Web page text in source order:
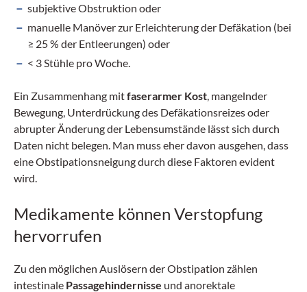
subjektive Obstruktion oder
manuelle Manöver zur Erleichterung der Defäkation (bei
≥ 25 % der Entleerungen) oder
< 3 Stühle pro Woche.
Ein Zusammenhang mitfaserarmer Kost , mangelnder
Bewegung, Unterdrückung des Defäkationsreizes oder
abrupter Änderung der Lebensumstände lässt sich durch
Daten nicht belegen. Man muss eher davon ausgehen, dass
eine Obstipationsneigung durch diese Faktoren evident
wird.
Medikamente können Verstopfung
hervorrufen
Zu den möglichen Auslösern der Obstipation zählen
intestinale Passagehindernisse und anorektale